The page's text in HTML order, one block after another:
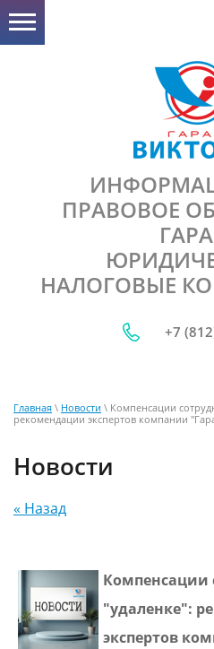
ПРАВОВОЕ
НАЛОГОВЫЕ
+7
Главная \ Новости \ Компенсации
рекомендации экспертов компании
Новости
« Назад
Компенсации
"удаленке":
экспертов